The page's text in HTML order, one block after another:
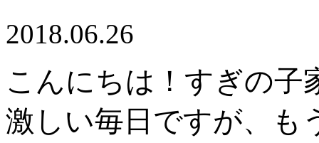
2018.06.26
こんにちは！すぎの子
激しい毎日ですが、も